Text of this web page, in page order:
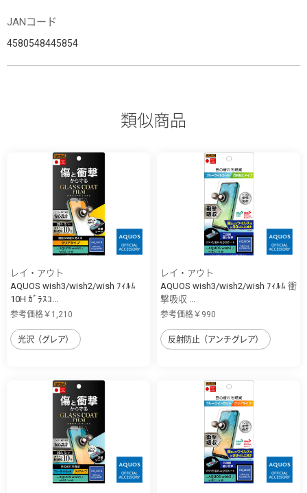
JANコード
4580548445854
類似商品
レイ・アウト
AQUOS wish3/wish2/wish ﾌｨﾙﾑ
10H ｶﾞﾗｽｺ...
参考価格￥1,210
光沢（グレア）
レイ・アウト
AQUOS wish3/wish2/wish ﾌｨﾙﾑ 衝
撃吸収 ...
参考価格￥990
反射防止（アンチグレア）